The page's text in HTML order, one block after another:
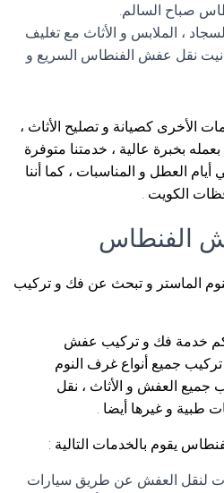
صباح السالم.
، الملابس و الأثاث مع تغليف
نقل عفش الفنطاس السريع و
الأخرى كصيانة و تصليح الأثاث ،
بخبرة عالية ، خدمتنا متوفرة
في أيام العطل و المناسبات ، كما أننا
الكويت .
الفنطاس
الماستر و تبحث عن فك و تركيب
خدمة فك و تركيب عفش
جميع أنواع غرف النوم
جميع العفش و الأثاث ، نقل
طبية و غيرها أيضا .
يقوم بالخدمات التالية :
لنقل العفش عن طريق سيارات